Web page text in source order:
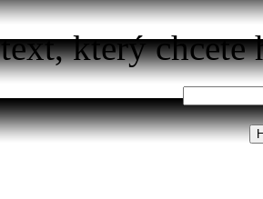
který chcete